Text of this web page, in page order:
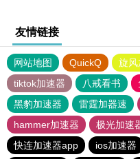
友情链接
网站地图 QuickQ 旋风
tiktok加速器
八戒看书
黑豹加速器
雷霆加器速
hammer加速器
极光加速
快连加速器app
ios加速器